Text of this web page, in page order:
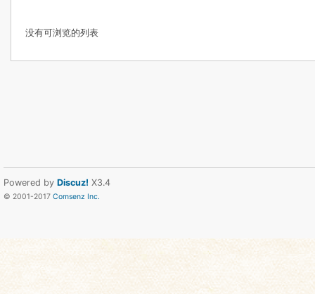
没有可浏览的列表
Powered by Discuz! X3.4
© 2001-2017 Comsenz Inc.